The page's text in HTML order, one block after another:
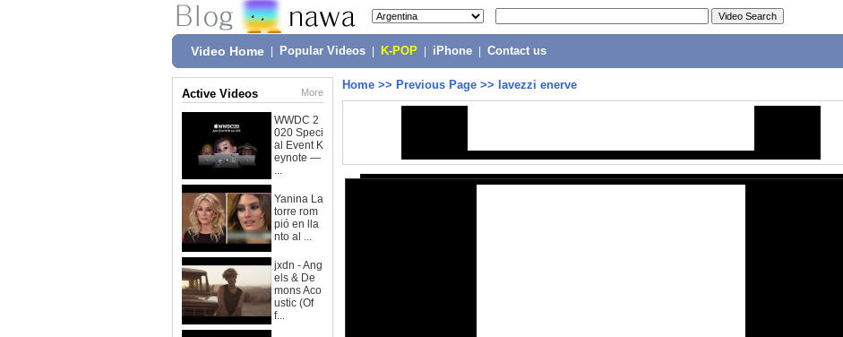
Video Home Popular Videos K-POP iPhone Contact us
Active Videos More
WWDC 2
020 Speci
al Event K
eynote —
...
Yanina La
torre rom
pió en lla
nto al ...
jxdn - Ang
els & De
mons Aco
ustic (Of
f...
Home >> Previous Page >> lavezzi enerve